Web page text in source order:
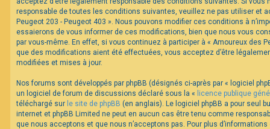
responsable de toutes les conditions suivantes, veuillez ne pas utiliser et
Peugeot 203 - Peugeot 403 ». Nous pouvons modifier ces conditions à
essaierons de vous informer de ces modifications, bien que nous vous
par vous-même. En effet, si vous continuez à participer à « Amoureux des
que des modifications aient été effectuées, vous acceptez d’être
modifiées et mises à jour.
Nos forums sont développés par phpBB (désignés ci-après par « logiciel
un logiciel de forum de discussions déclaré sous la « licence publique
téléchargé sur le site de phpBB (en anglais). Le logiciel phpBB a pour seul
internet et phpBB Limited ne peut en aucun cas être tenu comme
que nous acceptons et que nous n’acceptons pas. Pour plus